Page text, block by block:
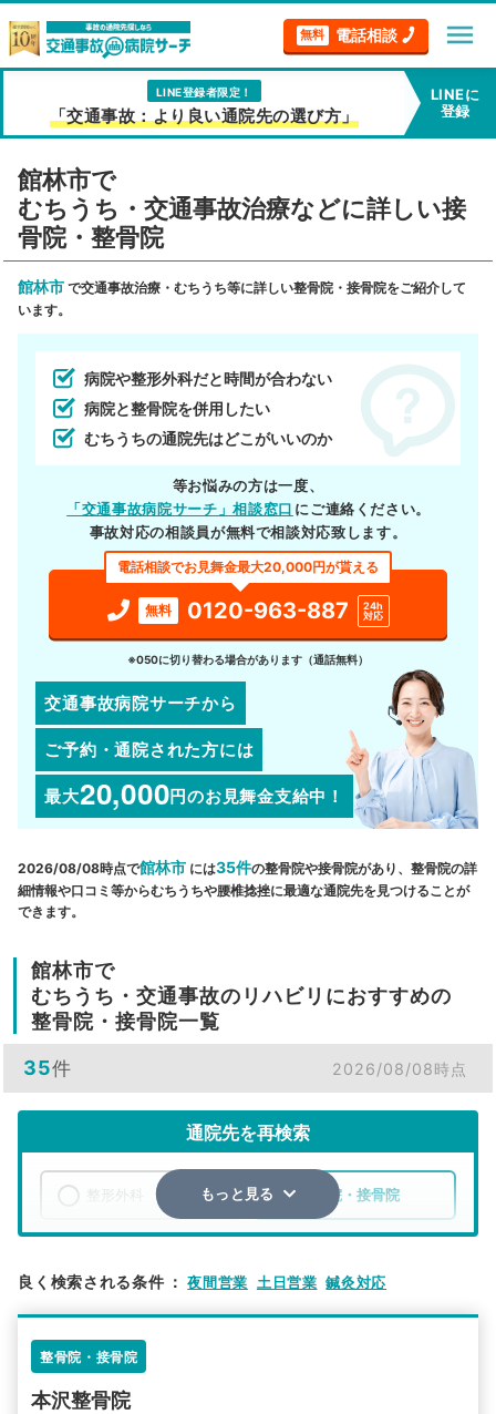
無料 電話相談 menu
LINE登録者限定！
「交通事故：より良い通院先の選び方」
LINEに
登録
館林市で
むちうち・交通事故治療などに詳しい接
骨院・整骨院
館林市 で交通事故治療・むちうち等に詳しい整骨院・接骨院をご紹介して
います。
病院や整形外科だと時間が合わない
病院と整骨院を併用したい
むちうちの通院先はどこがいいのか
等お悩みの方は一度、
「交通事故病院サーチ」相談窓口 にご連絡ください。
事故対応の相談員が無料で相談対応致します。
電話相談でお見舞金最大20,000円が貰える
無料 0120-963-887
24h
対応
※050に切り替わる場合があります（通話無料）
交通事故病院サーチから
ご予約・通院された方には
最大20,000円のお見舞金支給中！
2026/08/08時点で館林市 には35件の整骨院や接骨院があり、整骨院の詳
細情報や口コミ等からむちうちや腰椎捻挫に最適な通院先を見つけることが
できます。
館林市で
むちうち・交通事故のリハビリにおすすめの
整骨院・接骨院一覧
35件 2026/08/08時点
通院先を再検索
整骨院・接骨院
検索する
もっと見る
良く検索される条件 ： 夜間営業 土日営業 鍼灸対応
整骨院・接骨院
本沢整骨院